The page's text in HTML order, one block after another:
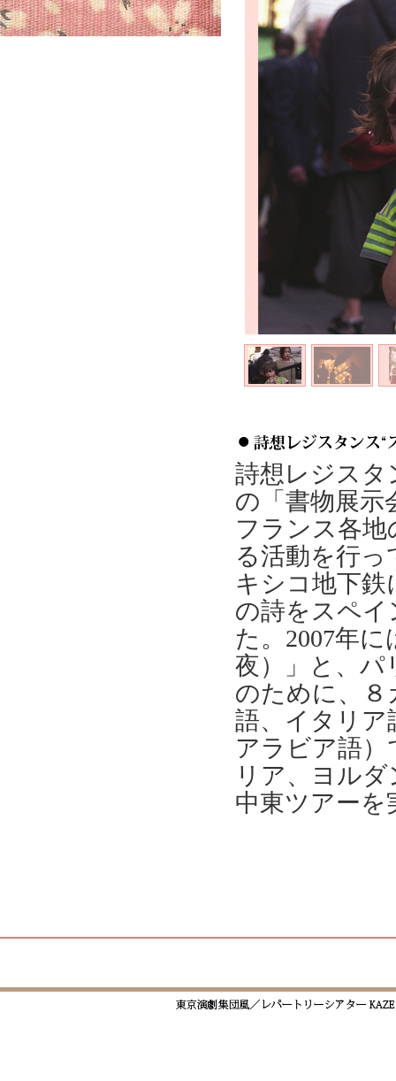
詩想レジスタ
の「書物展示
フランス各地
る活動を行っ
キシコ地下
の詩をスペ
た。2007年
夜）」と、パ
のために、８
語、イタリア
アラビア語）
リア、ヨル
中東ツアーを